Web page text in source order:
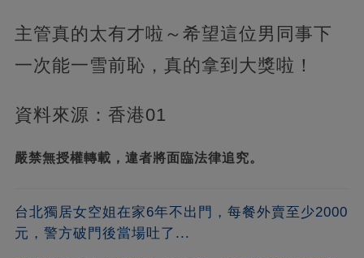
主管真的太有才啦～希望這位男同事下
一次能一雪前恥，真的拿到大獎啦！
資料來源：香港01
嚴禁無授權轉載，違者將面臨法律追究。
台北獨居女空姐在家6年不出門，每餐外賣至少2000
元，警方破門後當場吐了...